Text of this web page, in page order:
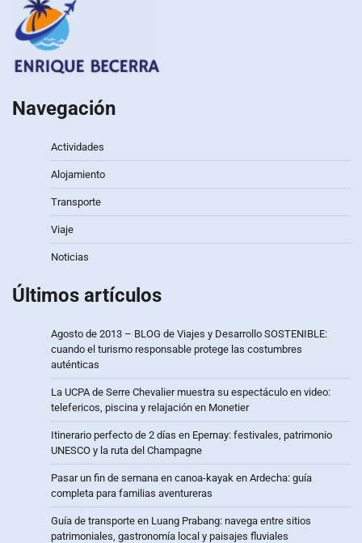
Navegación
Actividades
Alojamiento
Transporte
Viaje
Noticias
Últimos artículos
Agosto de 2013 – BLOG de Viajes y Desarrollo SOSTENIBLE:
cuando el turismo responsable protege las costumbres
auténticas
La UCPA de Serre Chevalier muestra su espectáculo en video:
telefericos, piscina y relajación en Monetier
Itinerario perfecto de 2 días en Epernay: festivales, patrimonio
UNESCO y la ruta del Champagne
Pasar un fin de semana en canoa-kayak en Ardecha: guía
completa para familias aventureras
Guía de transporte en Luang Prabang: navega entre sitios
patrimoniales, gastronomía local y paisajes fluviales